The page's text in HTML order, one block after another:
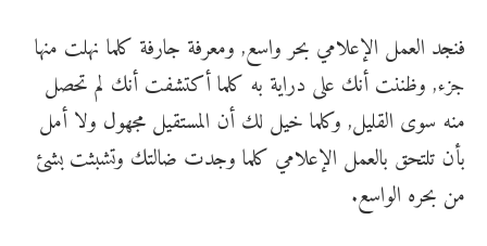
فنجد العمل الإعلامي بحر واسع, ومعرفة جارفة كلما نهلت منها
جزء, وظننت أنك على دراية به كلما أكتشفت أنك لم تحصل
منه سوى القليل, وكلما خيل لك أن المستقيل مجهول ولا أمل
بأن تلتحق بالعمل الإعلامي كلما وجدت ضالتك وتشبثت بشئ
من بحره الواسع.